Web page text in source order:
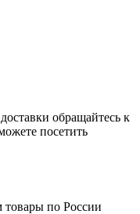
обращайтесь к
посетить
товары по России